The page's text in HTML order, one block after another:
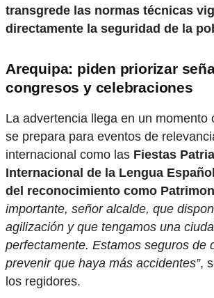
transgrede las normas técnicas
directamente la seguridad de la
Arequipa: piden priorizar
congresos y celebraciones
La advertencia llega en un momento
se prepara para eventos de
internacional como las Fiestas
Internacional de la Lengua
del reconocimiento como
importante, señor alcalde, que
agilización y que tengamos una
perfectamente. Estamos seguros de
prevenir que haya más accidentes”,
los regidores.